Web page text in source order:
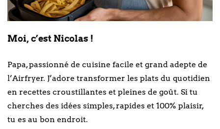
Moi, c’est Nicolas !
Papa, passionné de cuisine facile et grand adepte de
l’Airfryer. J’adore transformer les plats du quotidien
en recettes croustillantes et pleines de goût. Si tu
cherches des idées simples, rapides et 100% plaisir,
tu es au bon endroit.